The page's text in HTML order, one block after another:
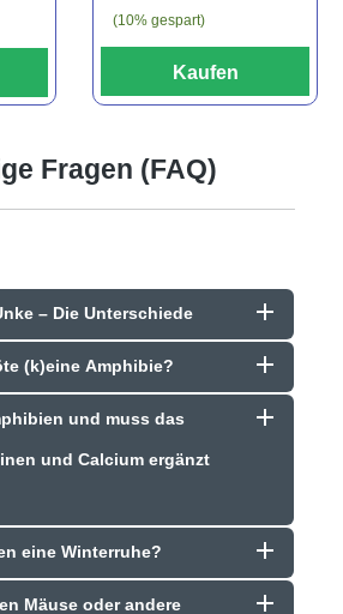
(10% gespart)
Kaufen
Fragen (FAQ)
– Die Unterschiede
(k)eine Amphibie?
und muss das
und Calcium ergänzt
eine Winterruhe?
Mäuse oder andere